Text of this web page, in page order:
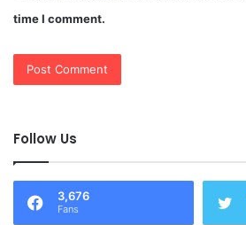
time I comment.
Follow Us
3,676
Fans